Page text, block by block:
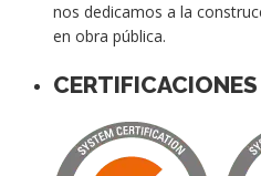
nos dedicamos a la
en obra pública.
CERTIFICACIONES